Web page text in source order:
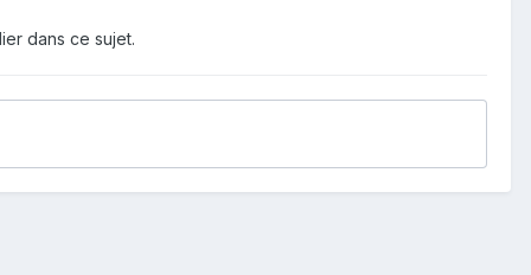
dans ce sujet.